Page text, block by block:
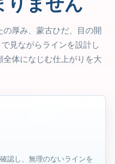
りません
の厚み、蒙古ひだ、目の開
見ながらラインを設計し
全体になじむ仕上がりを大
認し、無理のないラインを